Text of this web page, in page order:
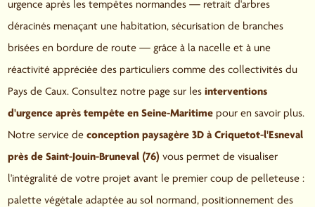
urgence après les tempêtes normandes — retrait d'arbres
déracinés menaçant une habitation, sécurisation de branches
brisées en bordure de route — grâce à la nacelle et à une
réactivité appréciée des particuliers comme des collectivités du
Pays de Caux. Consultez notre page sur lesinterventions
d'urgence après tempête en Seine-Maritime pour en savoir plus.
Notre service deconception paysagère 3D à Criquetot-l'Esneval
près de Saint-Jouin-Bruneval (76) vous permet de visualiser
l'intégralité de votre projet avant le premier coup de pelleteuse :
palette végétale adaptée au sol normand, positionnement des